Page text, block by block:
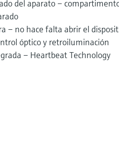
del aparato –
– no hace falta abrir el
óptico y retroiluminación
– Heartbeat Technology